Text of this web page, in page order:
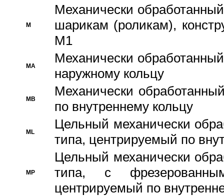
M
Механически
шарикам (роликам),
M1
MA
Механически
наружному кольцу
MB
Механически
по внутреннему кольцу
ML
Цельный механически
типа, центрируемый по
MP
Цельный механически
типа, с
центрируемый по